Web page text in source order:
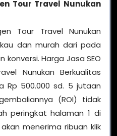
Tour Travel Nunukan
Tour Travel Nunukan
dan murah dari pada
konversi. Harga Jasa SEO
Nunukan Berkualitas
Rp 500.000 sd. 5 jutaan
(ROI) tidak
peringkat halaman 1 di
menerima ribuan klik